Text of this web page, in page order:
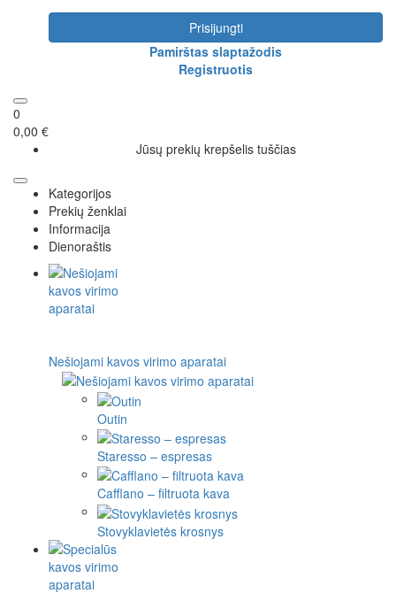
Prisijungti
Pamirštas slaptažodis
Registruotis
0
0,00 €
Jūsų prekių krepšelis tuščias
Kategorijos
Prekių ženklai
Informacija
Dienoraštis
Nešiojami kavos virimo aparatai
Outin
Staresso – espresas
Cafflano – filtruota kava
Stovyklavietės krosnys